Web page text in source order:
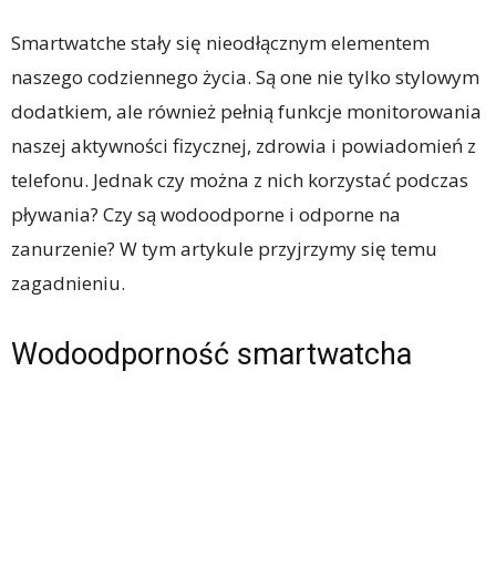
Smartwatche stały się nieodłącznym elementem
naszego codziennego życia. Są one nie tylko stylowym
dodatkiem, ale również pełnią funkcje monitorowania
naszej aktywności fizycznej, zdrowia i powiadomień z
telefonu. Jednak czy można z nich korzystać podczas
pływania? Czy są wodoodporne i odporne na
zanurzenie? W tym artykule przyjrzymy się temu
zagadnieniu.
Wodoodporność smartwatcha